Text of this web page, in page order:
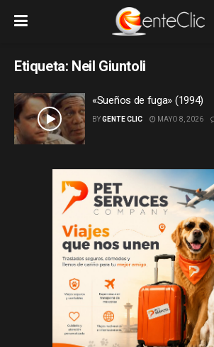
Etiqueta: Neil Giuntoli
«Sueños de fuga» (1994)
BYGENTE CLIC MAYO 8, 2026